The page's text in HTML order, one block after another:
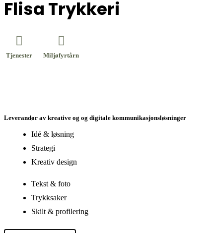
Flisa Trykkeri
Tjenester Miljøfyrtårn
Leverandør av kreative og og digitale kommunikasjonsløsninger
Idé & løsning
Strategi
Kreativ design
Tekst & foto
Trykksaker
Skilt & profilering